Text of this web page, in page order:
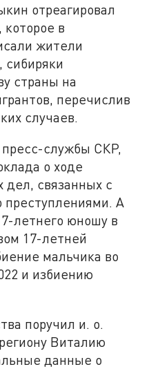
отреагировал
в
жители
сибиряки
страны на
перечислив
случаев.
пресс-службы СКР,
о ходе
дел, связанных с
А
летнего юношу в
17-летней
мальчика во
и избиению
поручил и. о.
Виталию
данные о